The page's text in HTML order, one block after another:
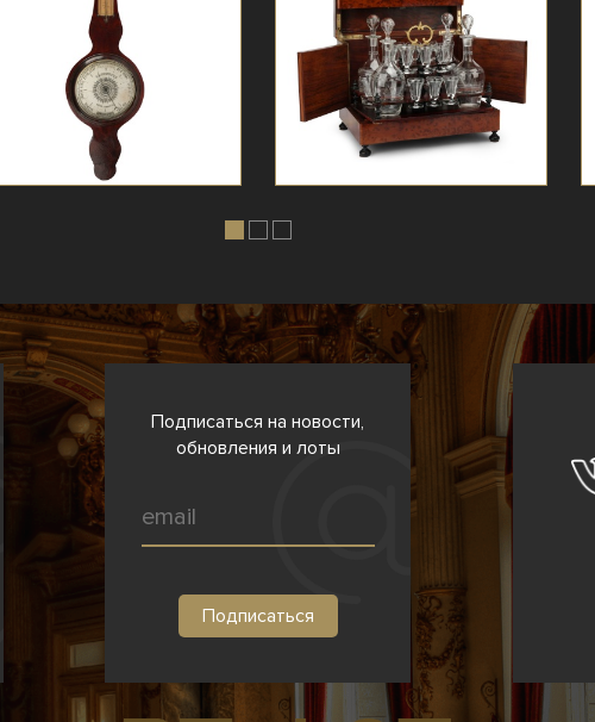
Подписаться на новости,
обновления и лоты